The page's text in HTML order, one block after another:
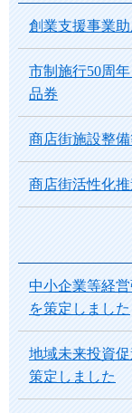
創業支援事業
市制施行50周
品券
商店街施設整
商店街活性化
中小企業等経
を策定しました
地域未来投資
策定しました